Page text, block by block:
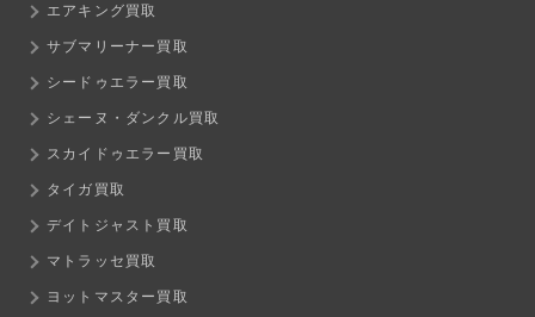
エアキング買取
サブマリーナー買取
シードゥエラー買取
シェーヌ・ダンクル買取
スカイドゥエラー買取
タイガ買取
デイトジャスト買取
マトラッセ買取
ヨットマスター買取